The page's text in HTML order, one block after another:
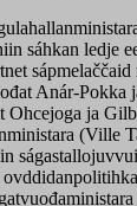
sáhkan ledje
Anár-Pokka
Ohcejoga ja
(Ville